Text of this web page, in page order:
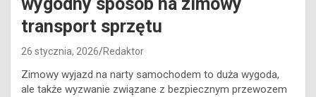
wygodny sposób na zimowy
transport sprzętu
26 stycznia, 2026 Redaktor
Zimowy wyjazd na narty samochodem to duża wygoda,
ale także wyzwanie związane z bezpiecznym przewozem